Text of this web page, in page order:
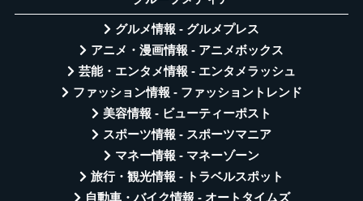
グルメ情報 - グルメプレス
アニメ・漫画情報 - アニメボックス
芸能・エンタメ情報 - エンタメラッシュ
ファッション情報 - ファッショントレンド
美容情報 - ビューティーポスト
スポーツ情報 - スポーツマニア
マネー情報 - マネーゾーン
旅行・観光情報 - トラベルスポット
自動車・バイク情報 - オートタイムズ